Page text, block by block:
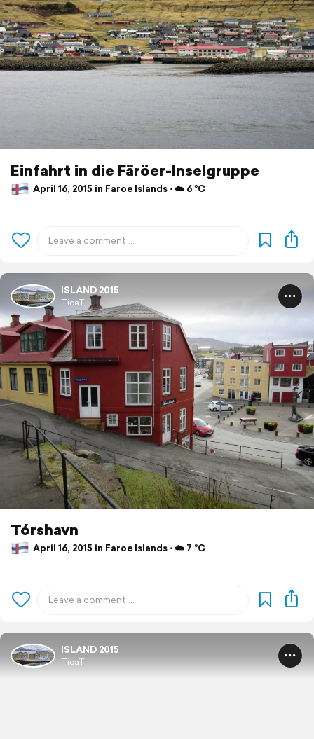
Einfahrt in die Färöer-Inselgruppe
April 16, 2015 in Faroe Islands ⋅ ☁️ 6 °C
ISLAND 2015
TicaT
Tórshavn
April 16, 2015 in Faroe Islands ⋅ ☁️ 7 °C
ISLAND 2015
TicaT